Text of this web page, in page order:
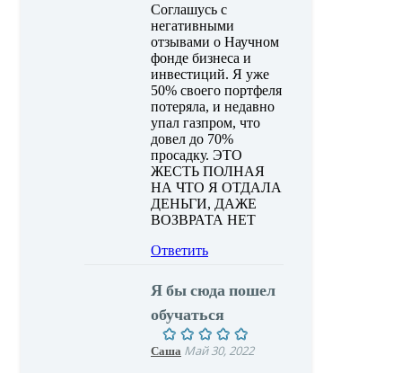
Соглашусь с
негативными
отзывами о Научном
фонде бизнеса и
инвестиций. Я уже
50% своего портфеля
потеряла, и недавно
упал газпром, что
довел до 70%
просадку. ЭТО
ЖЕСТЬ ПОЛНАЯ
НА ЧТО Я ОТДАЛА
ДЕНЬГИ, ДАЖЕ
ВОЗВРАТА НЕТ
Ответить
Я бы сюда пошел
обучаться
Саша Май 30, 2022